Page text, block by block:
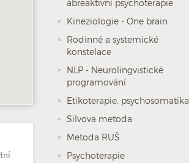
abreaktivní psychoterapie
Kineziologie - One brain
Rodinné a systemické
konstelace
NLP - Neurolingvistické
programování
Etikoterapie, psychosomatika
Silvova metoda
Metoda RUŠ
Psychoterapie